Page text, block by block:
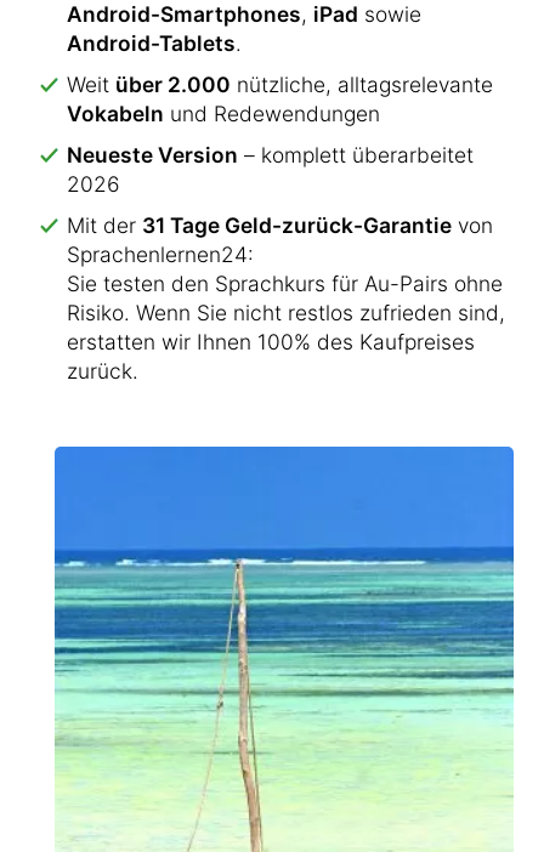
Android-Smartphones, iPad sowie
Android-Tablets.
Weit über 2.000 nützliche, alltagsrelevante
Vokabeln und Redewendungen
Neueste Version – komplett überarbeitet
2026
Mit der 31 Tage Geld-zurück-Garantie von
Sprachenlernen24:
Sie testen den Sprachkurs für Au-Pairs ohne
Risiko. Wenn Sie nicht restlos zufrieden sind,
erstatten wir Ihnen 100% des Kaufpreises
zurück.